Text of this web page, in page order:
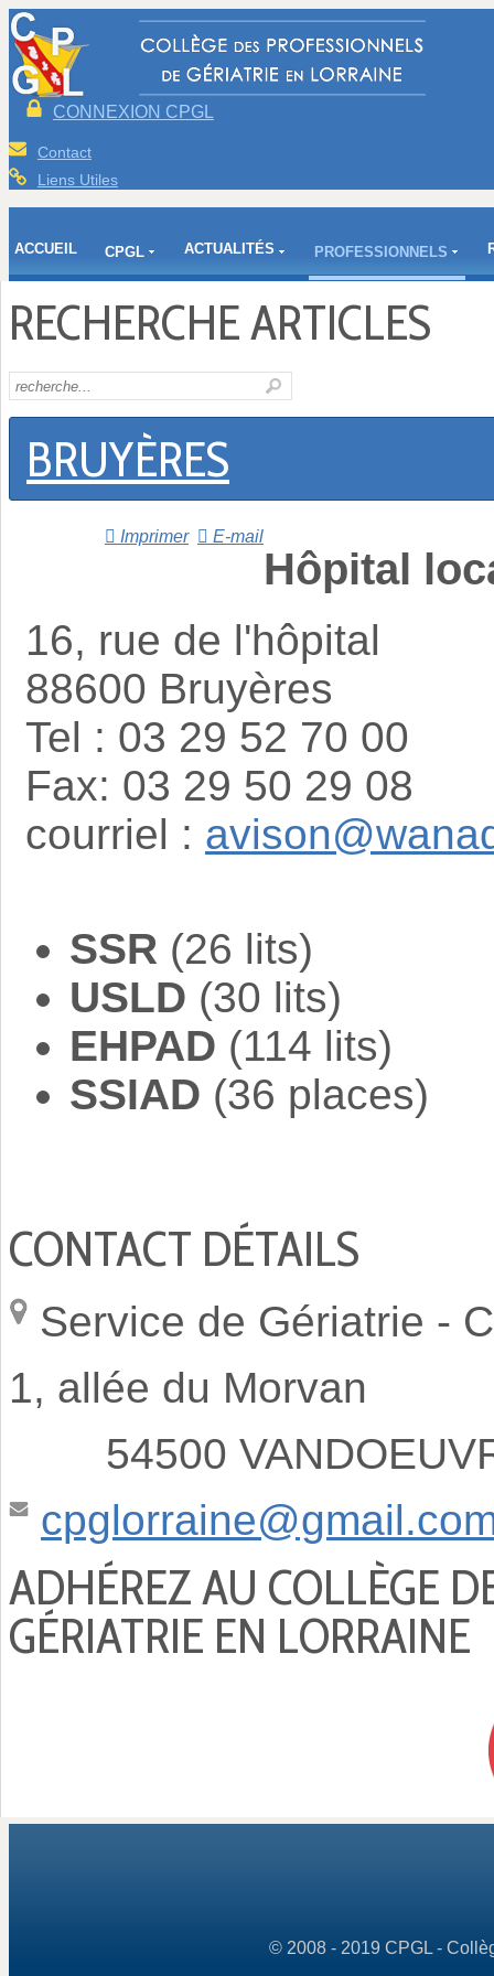
CONNEXION CPGL
Contact
Liens Utiles
ACCUEIL CPGL ACTUALITÉS PROFESSIONNELS
RECHERCHE ARTICLES
BRUYÈRES
Imprimer E-mail
Hôpital
16, rue de l'hôpital
88600 Bruyères
Tel : 03 29 52 70 00
Fax: 03 29 50 29 08
courriel :
SSR (26 lits)
USLD (30 lits)
EHPAD (114 lits)
SSIAD (36 places)
CONTACT DÉTAILS
Service de Gériatrie -
1, allée du Morvan
54500
ADHÉREZ AU COLLÈGE
GÉRIATRIE EN LORRAINE
© 2008 - 2019 CPGL -